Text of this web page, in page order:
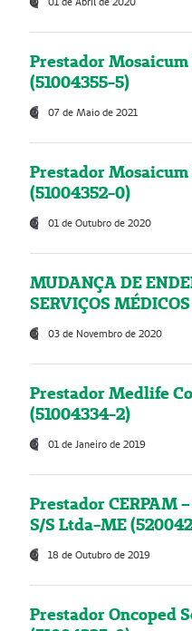
Prestador
(51004355-5)
07 de Maio de 2021
Prestador
(51004352-0)
01 de Outubro de 2020
MUDANÇA DE
SERVIÇOS
03 de Novembro de 2020
Prestador Medlife
(51004334-2)
01 de Janeiro de 2019
Prestador CERPAM
S/S Ltda-ME
18 de Outubro de 2019
Prestador Oncoped